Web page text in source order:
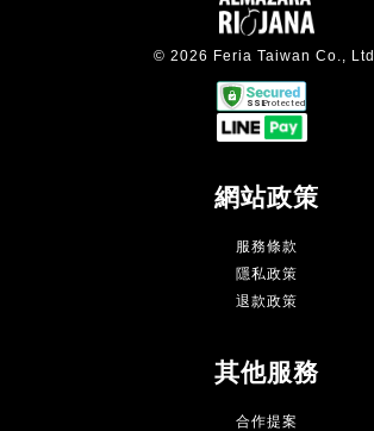
© 2026 Feria Taiwan Co., Ltd.
網站政策
服務條款
隱私政策
退款政策
其他服務
合作提案